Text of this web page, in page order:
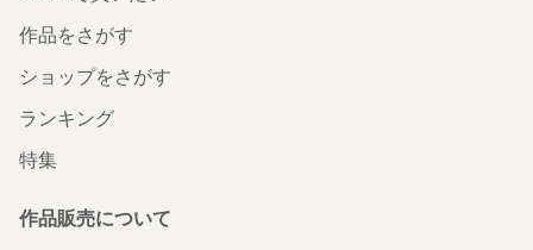
作品をさがす
ショップをさがす
ランキング
特集
作品販売について